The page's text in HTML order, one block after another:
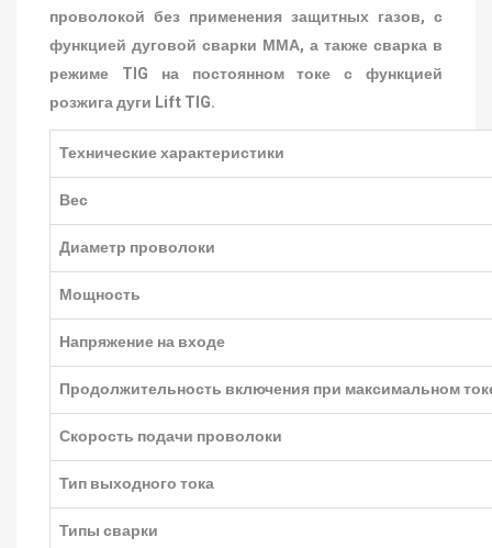
проволокой без применения защитных газов, с
функцией дуговой сварки ММА, а также сварка в
режиме TIG на постоянном токе с функцией
розжига дуги Lift TIG.
Технические характеристики
Вес
Диаметр проволоки
Мощность
Напряжение на входе
Продолжительность включения при максимальном
Скорость подачи проволоки
Тип выходного тока
Типы сварки